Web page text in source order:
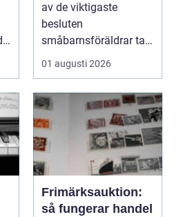
av de viktigaste
besluten
småbarnsföräldrar tar.
Omsorg, trygghet,
pedagog...
01 augusti 2026
Frimärksauktion:
så fungerar handel